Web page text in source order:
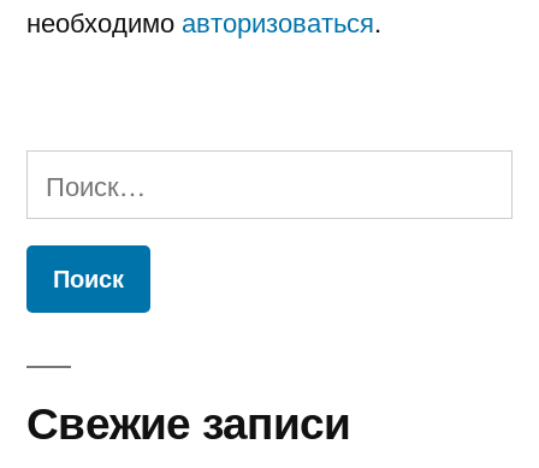
необходимо авторизоваться.
Найти:
Свежие записи